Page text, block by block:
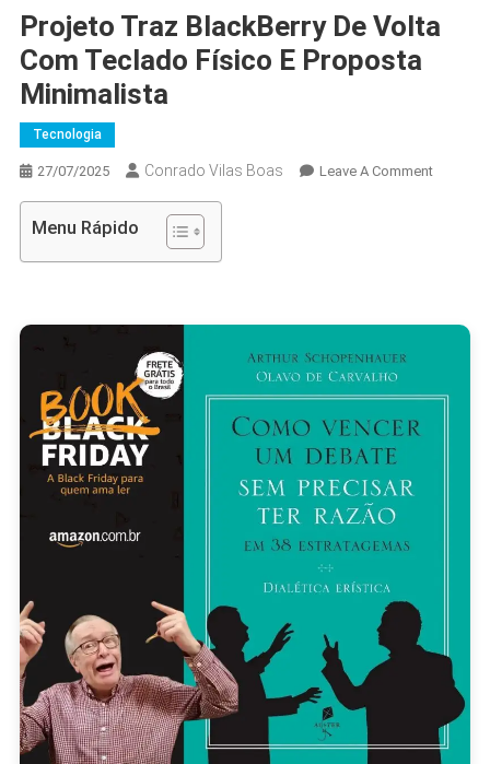
Projeto Traz BlackBerry De Volta
Com Teclado Físico E Proposta
Minimalista
Tecnologia
27/07/2025 Conrado Vilas Boas Leave A CommentOn
E
Menu Rápido